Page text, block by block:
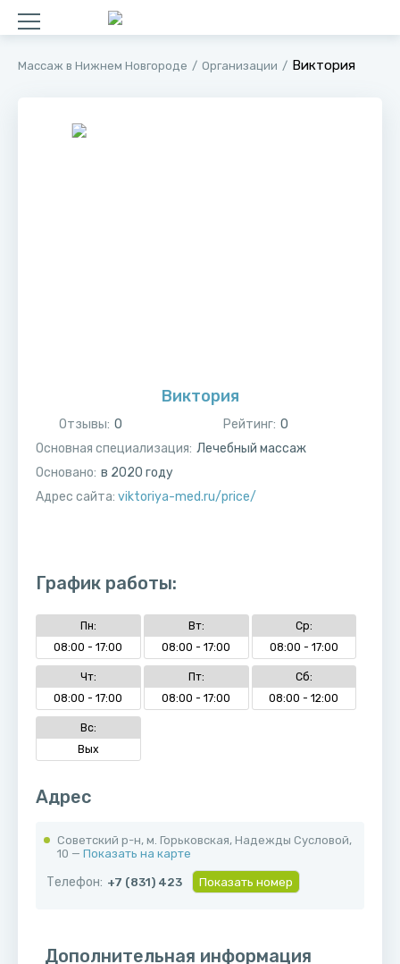
Массаж в Нижнем Новгороде Организации Виктория
Виктория
Отзывы: 0 Рейтинг: 0
Основная специализация: Лечебный массаж
Основано: в 2020 году
Адрес сайта: viktoriya-med.ru/price/
График работы:
Пн:
08:00 - 17:00
Вт:
08:00 - 17:00
Ср:
08:00 - 17:00
Чт:
08:00 - 17:00
Пт:
08:00 - 17:00
Сб:
08:00 - 12:00
Вс:
Вых
Адрес
Советский р-н, м. Горьковская, ​Надежды Сусловой,
10 — Показать на карте
Телефон: +7 (831) 423 Показать номер
Дополнительная информация